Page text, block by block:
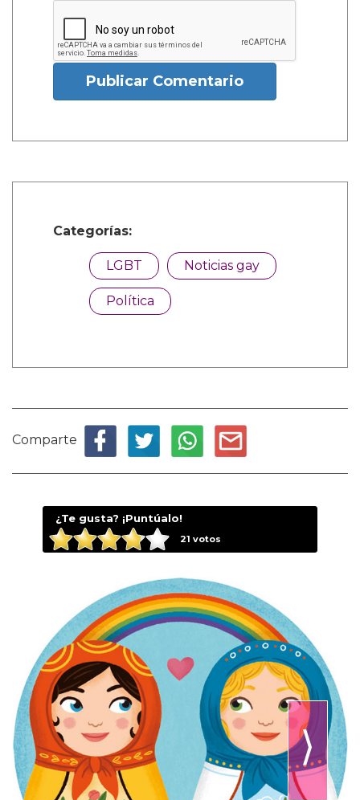
Publicar Comentario
Categorías:
LGBT Noticias gay
Política
Comparte
¿Te gusta? ¡Puntúalo!
21 votos
⟩